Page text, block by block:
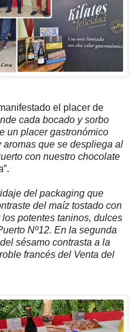
el placer de
cada bocado y sorbo
un placer gastronómico
que se despliega al
con nuestro chocolate
”.
del packaging que
del maíz tostado con
potentes taninos, dulces
Nº12. En la segunda
sésamo contrasta a la
francés del Venta del